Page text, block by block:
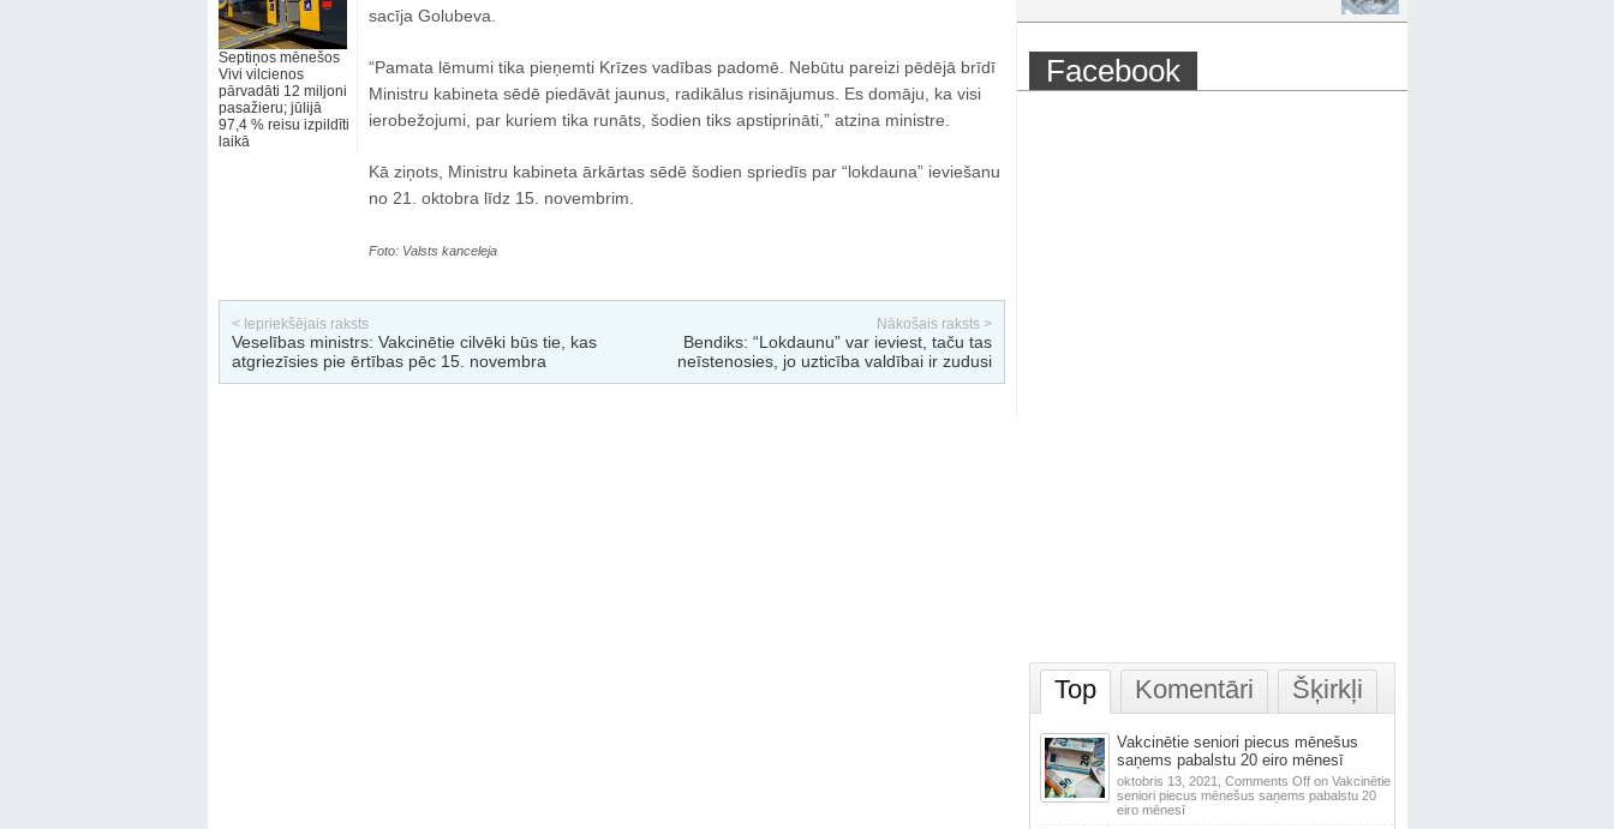
Septiņos mēnešos
Vivi vilcienos
pārvadāti 12 miljoni
pasažieru; jūlijā
97,4 % reisu izpildīti
laikā
sacīja Golubeva.
“Pamata lēmumi tika pieņemti Krīzes vadības padomē. Nebūtu pareizi pēdējā brīdī
Ministru kabineta sēdē piedāvāt jaunus, radikālus risinājumus. Es domāju, ka visi
ierobežojumi, par kuriem tika runāts, šodien tiks apstiprināti,” atzina ministre.
Kā ziņots, Ministru kabineta ārkārtas sēdē šodien spriedīs par “lokdauna” ieviešanu
no 21. oktobra līdz 15. novembrim.
Foto: Valsts kanceleja
< Iepriekšējais raksts
Veselības ministrs: Vakcinētie cilvēki būs tie, kas
atgriezīsies pie ērtības pēc 15. novembra
Nākošais raksts >
Bendiks: “Lokdaunu” var ieviest, taču tas
neīstenosies, jo uzticība valdībai ir zudusi
Facebook
Top Komentāri Šķirkļi
Vakcinētie seniori piecus mēnešus
saņems pabalstu 20 eiro mēnesī
oktobris 13, 2021, Comments Offon Vakcinētie
seniori piecus mēnešus saņems pabalstu 20
eiro mēnesī